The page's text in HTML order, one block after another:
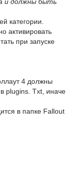
категории.
активировать
при запуске
4 должны
plugins. Txt, иначе
в папке Fallout